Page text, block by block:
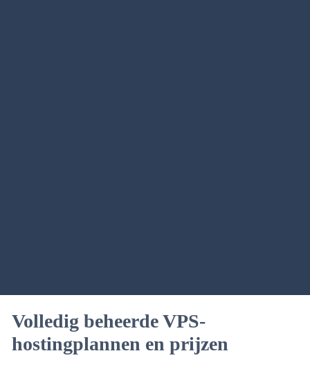
Volledig beheerde VPS-
hostingplannen en prijzen